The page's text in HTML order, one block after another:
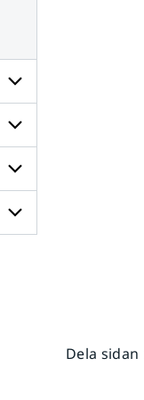
Undersidor
för
Radar
och
Undersidor
för
Väder
till
Undersidor
för
Dela sidan